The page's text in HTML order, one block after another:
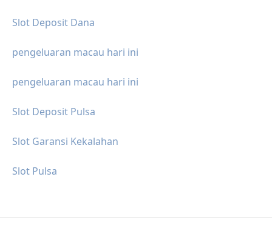
Slot Deposit Dana
pengeluaran macau hari ini
pengeluaran macau hari ini
Slot Deposit Pulsa
Slot Garansi Kekalahan
Slot Pulsa